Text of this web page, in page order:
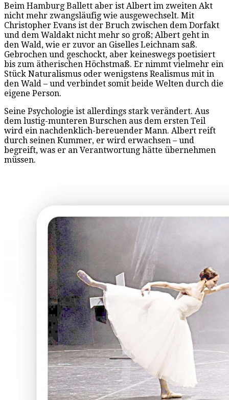
Beim Hamburg Ballett aber ist Albert im zweiten Akt
nicht mehr zwangsläufig wie ausgewechselt. Mit
Christopher Evans ist der Bruch zwischen dem Dorfakt
und dem Waldakt nicht mehr so groß; Albert geht in
den Wald, wie er zuvor an Giselles Leichnam saß.
Gebrochen und geschockt, aber keineswegs poetisiert
bis zum ätherischen Höchstmaß. Er nimmt vielmehr ein
Stück Naturalismus oder wenigstens Realismus mit in
den Wald – und verbindet somit beide Welten durch die
eigene Person.
Seine Psychologie ist allerdings stark verändert. Aus
dem lustig-munteren Burschen aus dem ersten Teil
wird ein nachdenklich-bereuender Mann. Albert reift
durch seinen Kummer, er wird erwachsen – und
begreift, was er an Verantwortung hätte übernehmen
müssen.